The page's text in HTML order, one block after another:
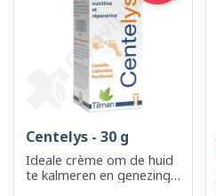
Centelys - 30 g
Ideale crème om de huid
te kalmeren en genezing